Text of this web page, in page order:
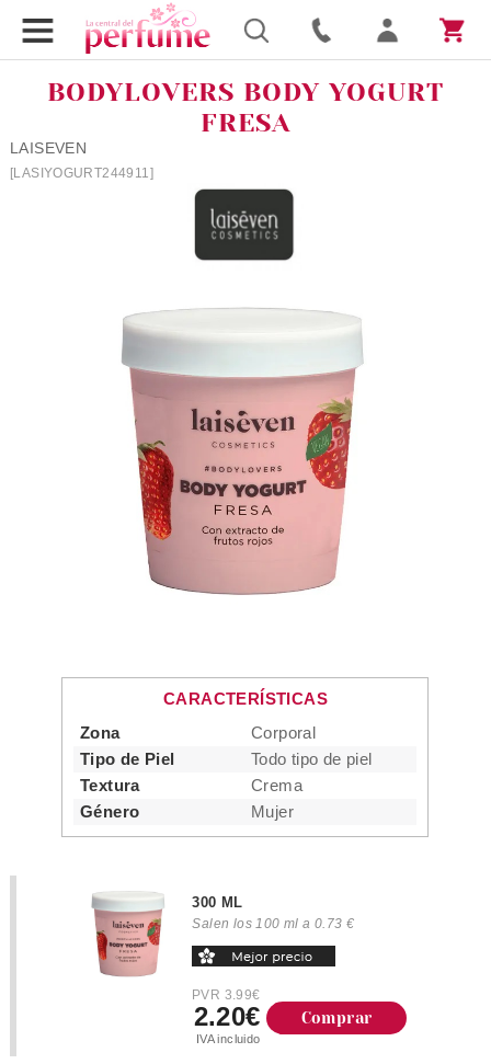
BODYLOVERS BODY YOGURT
FRESA
LAISEVEN
[LASIYOGURT244911]
CARACTERÍSTICAS
Zona
Corporal
Tipo de Piel
Todo tipo de piel
Textura
Crema
Género
Mujer
300 ML
Salen los 100 ml a 0.73 €
PVR 3.99€
2.20€
IVA incluido
Comprar